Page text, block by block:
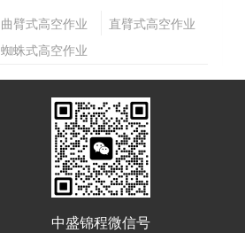
曲臂式高空作业
平台
直臂式高空作业
蜘蛛式高空作业
中盛锦程微信号